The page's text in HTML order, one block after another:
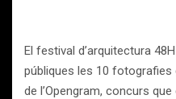
El festival d’arquitectura
públiques les 10 fotografies
de l’Opengram, concurs